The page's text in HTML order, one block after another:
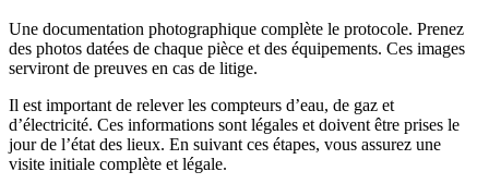
Une documentation photographique complète le protocole. Prenez
des photos datées de chaque pièce et des équipements. Ces images
serviront de preuves en cas de litige.
Il est important de relever les compteurs d’eau, de gaz et
d’électricité. Ces informations sont légales et doivent être prises le
jour de l’état des lieux. En suivant ces étapes, vous assurez une
visite initiale complète et légale.